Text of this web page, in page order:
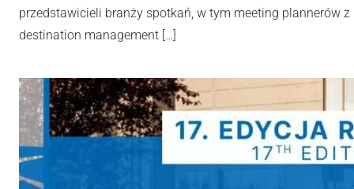
przedstawicieli branży spotkań, w tym meeting plannerów
destination management […]